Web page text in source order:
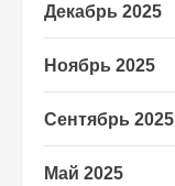
Декабрь 2025
Ноябрь 2025
Сентябрь 2025
Май 2025